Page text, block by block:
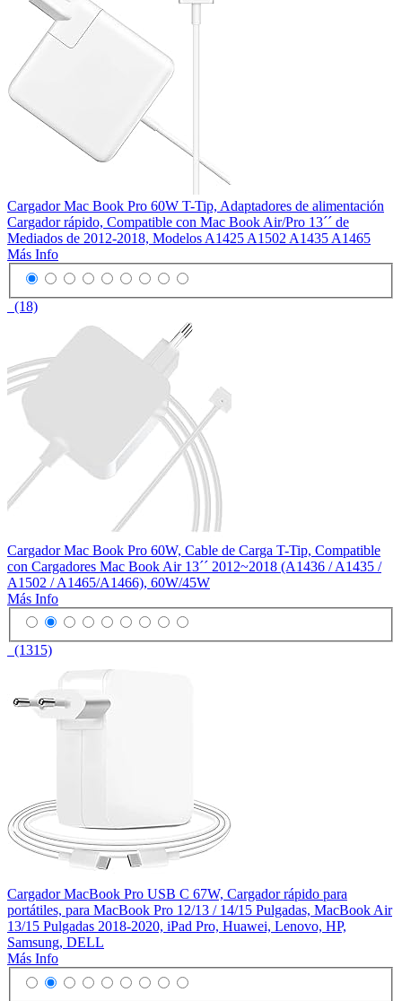
Cargador Mac Book Pro 60W T-Tip, Adaptadores de alimentación
Cargador rápido, Compatible con Mac Book Air/Pro 13´´ de
Mediados de 2012-2018, Modelos A1425 A1502 A1435 A1465
Más Info
(18)
Cargador Mac Book Pro 60W, Cable de Carga T-Tip, Compatible
con Cargadores Mac Book Air 13´´ 2012~2018 (A1436 / A1435 /
A1502 / A1465/A1466), 60W/45W
Más Info
(1315)
Cargador MacBook Pro USB C 67W, Cargador rápido para
portátiles, para MacBook Pro 12/13 / 14/15 Pulgadas, MacBook Air
13/15 Pulgadas 2018-2020, iPad Pro, Huawei, Lenovo, HP,
Samsung, DELL
Más Info